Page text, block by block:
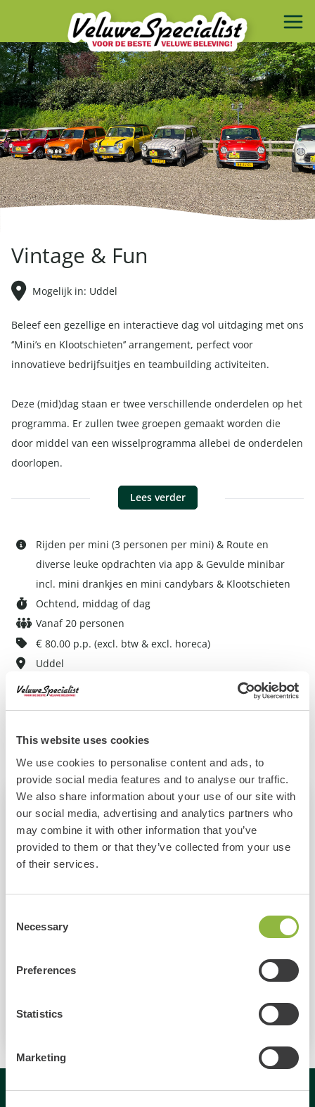
This website uses cookies
We use cookies to personalise content and ads, to
provide social media features and to analyse our traffic.
We also share information about your use of our site with
our social media, advertising and analytics partners who
may combine it with other information that you’ve
provided to them or that they’ve collected from your use
of their services.
Selection
Necessary
Preferences
Statistics
Marketing
Vintage & Fun
Mogelijk in: Uddel
Beleef een gezellige en interactieve dag vol uitdaging met ons
‘’Mini’s en Klootschieten’’ arrangement, perfect voor
innovatieve bedrijfsuitjes en teambuilding activiteiten.
Deze (mid)dag staan er twee verschillende onderdelen op het
programma. Er zullen twee groepen gemaakt worden die
door middel van een wisselprogramma allebei de onderdelen
doorlopen.
Lees verder
Rijden per mini (3 personen per mini) & Route en
diverse leuke opdrachten via app & Gevulde minibar
incl. mini drankjes en mini candybars & Klootschieten
Ochtend, middag of dag
Vanaf 20 personen
€ 80.00 p.p. (excl. btw & excl. horeca)
Uddel
Vragen?
Voorbeeld tijdschema
Dagprogramma /Middagprogramma
12:45
Broodjeslunch
18:15